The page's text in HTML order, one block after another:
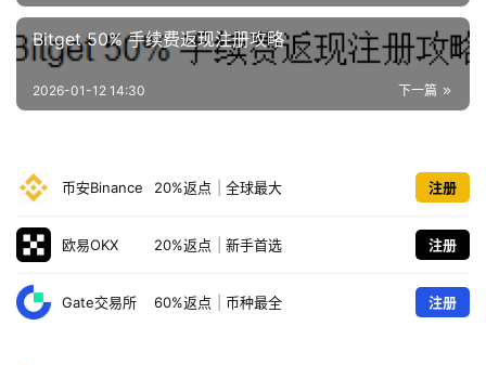
Bitget 50% 手续费返现注册攻略
下一篇
2026-01-12 14:30
币安Binance 20%返点 全球最大 注册
欧易OKX 20%返点 新手首选 注册
Gate交易所 60%返点 币种最全 注册